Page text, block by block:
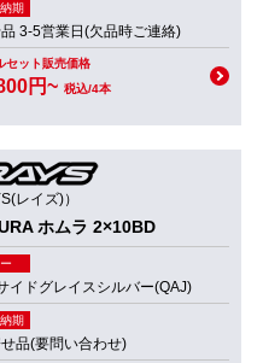
期
3-5営業日(欠品時ご連絡)
セット販売価格
円~ 税込/4本
レイズ)）
ホムラ 2×10BD
イドグレイスシルバー(QAJ)
期
品(要問い合わせ)